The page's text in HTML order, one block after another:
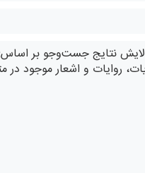
نتایج جست‌وجو بر
روایات و اشعار موجود در